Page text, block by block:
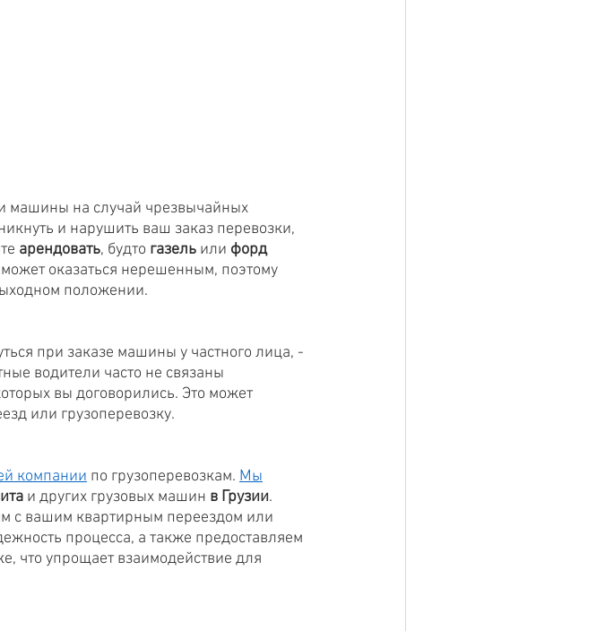
машины на случай чрезвычайных
и нарушить ваш заказ перевозки,
арендовать, будто газель или форд
оказаться нерешенным, поэтому
положении.
при заказе машины у частного лица, -
водители часто не связаны
вы договорились. Это может
или грузоперевозку.
компании по грузоперевозкам. Мы
и других грузовых машин в Грузии.
с вашим квартирным переездом или
процесса, а также предоставляем
что упрощает взаимодействие для